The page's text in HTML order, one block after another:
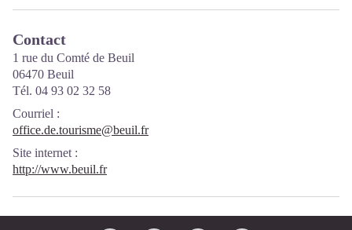
Contact
1 rue du Comté de Beuil
06470 Beuil
Tél. 04 93 02 32 58
Courriel :
office.de.tourisme@beuil.fr
Site internet :
http://www.beuil.fr